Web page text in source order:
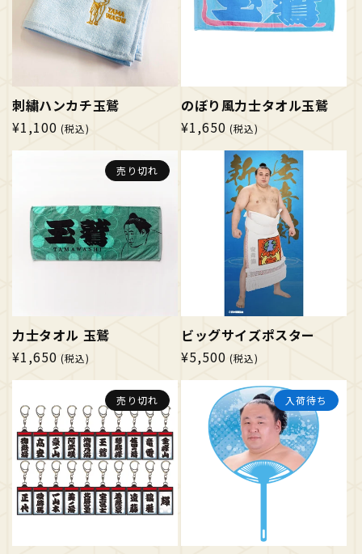
刺繍ハンカチ玉鷲
通
常
¥1,100 (税込)
のぼり風力士タオル玉鷲
通
常
¥1,650 (税込)
売り切れ
力士タオル 玉鷲
通
常
格
¥1,650 (税込)
ビッグサイズポスター
通
常
¥5,500 (税込)
売り切れ 入荷待ち